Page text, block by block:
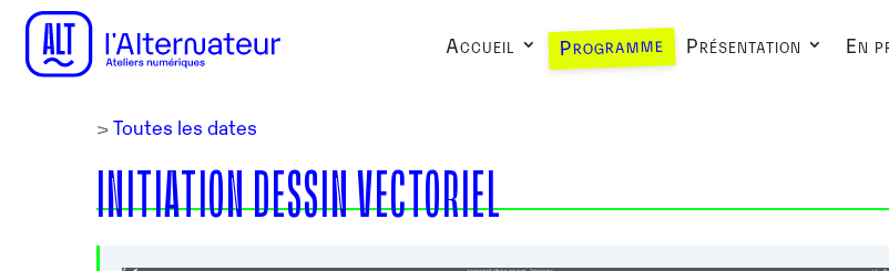
Accueil Programme Présentation En
> Toutes les dates
INITIATION DESSIN VECTORIEL